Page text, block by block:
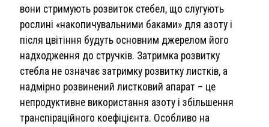
вони стримують розвиток стебел, що слугують
рослині «накопичувальними баками» для азоту і
після цвітіння будуть основним джерелом його
надходження до стручків. Затримка розвитку
стебла не означає затримку розвитку листків, а
надмірно розвинений листковий апарат – це
непродуктивне використання азоту і збільшення
транспіраційного коефіцієнта. Особливо на